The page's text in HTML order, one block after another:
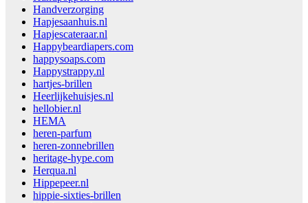
Handverzorging
Hapjesaanhuis.nl
Hapjescateraar.nl
Happybeardiapers.com
happysoaps.com
Happystrappy.nl
hartjes-brillen
Heerlijkehuisjes.nl
hellobier.nl
HEMA
heren-parfum
heren-zonnebrillen
heritage-hype.com
Herqua.nl
Hippepeer.nl
hippie-sixties-brillen